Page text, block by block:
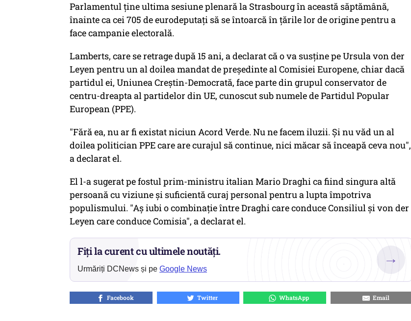
Parlamentul ține ultima sesiune plenară la Strasbourg în această săptămână,
înainte ca cei 705 de eurodeputați să se întoarcă în țările lor de origine pentru a
face campanie electorală.
Lamberts, care se retrage după 15 ani, a declarat că o va susține pe Ursula von der
Leyen pentru un al doilea mandat de președinte al Comisiei Europene, chiar dacă
partidul ei, Uniunea Creștin-Democrată, face parte din grupul conservator de
centru-dreapta al partidelor din UE, cunoscut sub numele de Partidul Popular
European (PPE).
"Fără ea, nu ar fi existat niciun Acord Verde. Nu ne facem iluzii. Și nu văd un al
doilea politician PPE care are curajul să continue, nici măcar să înceapă ceva nou",
a declarat el.
El l-a sugerat pe fostul prim-ministru italian Mario Draghi ca fiind singura altă
persoană cu viziune și suficientă curaj personal pentru a lupta împotriva
populismului. "Aș iubi o combinație între Draghi care conduce Consiliul și von der
Leyen care conduce Comisia", a declarat el.
Fiți la curent cu ultimele noutăți.
Urmăriți DCNews și pe Google News
→
Facebook Twitter WhatsApp Email